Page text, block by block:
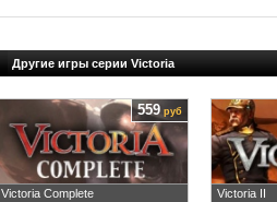
Другие игры серии Victoria
Victoria Complete
559 руб
Victoria II